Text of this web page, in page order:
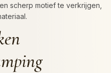
scherp motief te verkrijgen,